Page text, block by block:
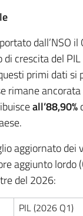
dall’NSO
crescita del PIL
primi dati si
rimane
all’88,90%
aggiornato dei
aggiunto lordo
del 2026:
PIL (2026 Q1)